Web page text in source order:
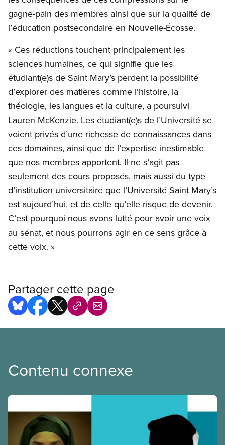
gagne-pain des membres ainsi que sur la qualité de
l’éducation postsecondaire en Nouvelle-Écosse.
« Ces réductions touchent principalement les
sciences humaines, ce qui signifie que les
étudiant(e)s de Saint Mary’s perdent la possibilité
d’explorer des matières comme l’histoire, la
théologie, les langues et la culture, a poursuivi
Lauren McKenzie. Les étudiant(e)s de l’Université se
voient privés d’une richesse de connaissances dans
ces domaines, ainsi que de l’expertise inestimable
que nos membres apportent. Il ne s’agit pas
seulement des cours proposés, mais aussi du type
d’institution universitaire que l’Université Saint Mary’s
est aujourd’hui, et de celle qu’elle risque de devenir.
C’est pourquoi nous avons lutté pour avoir une voix
au sénat, et nous pourrons agir en ce sens grâce à
cette voix. »
Partager cette page
Contenu connexe